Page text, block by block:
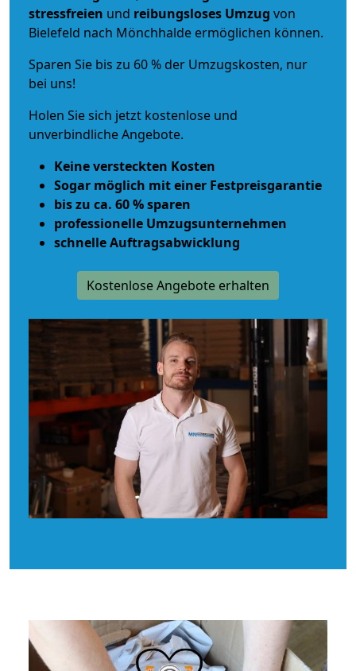
stressfreien und reibungsloses Umzug von
Bielefeld nach Mönchhalde ermöglichen können.
Sparen Sie bis zu 60 % der Umzugskosten, nur
bei uns!
Holen Sie sich jetzt kostenlose und
unverbindliche Angebote.
Keine versteckten Kosten
Sogar möglich mit einer Festpreisgarantie
bis zu ca. 60 % sparen
professionelle Umzugsunternehmen
schnelle Auftragsabwicklung
Kostenlose Angebote erhalten